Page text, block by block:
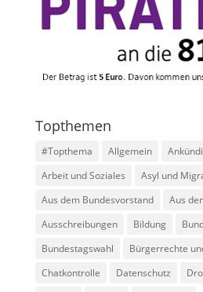
Topthemen
#Topthema Allgemein
Arbeit und Soziales
Asyl und
Aus dem Bundesvorstand
Aus
Ausschreibungen
Bildung
Bundestagswahl
Bürgerrechte
Chatkontrolle
Datenschutz